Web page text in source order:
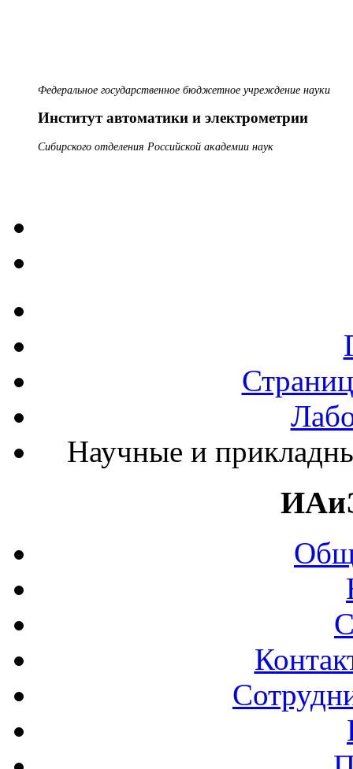
Федеральное государственное бюджетное учреждение науки
Институт автоматики и электрометрии
Сибирского отделения Российской академии наук
Научные и